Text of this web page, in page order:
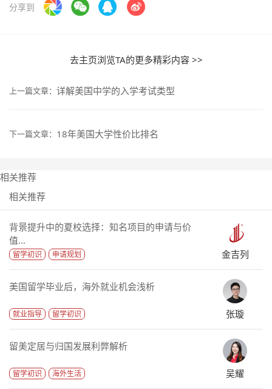
分享到
去主页浏览TA的更多精彩内容 >>
上一篇文章： 详解美国中学的入学考试类型
下一篇文章： 18年美国大学性价比排名
相关推荐
相关推荐
背景提升中的夏校选择：知名项目的申请与价
值...
留学初识 申请规划 金吉列
美国留学毕业后，海外就业机会浅析
就业指导 留学初识 张璇
留美定居与归国发展利弊解析
留学初识 海外生活 吴耀